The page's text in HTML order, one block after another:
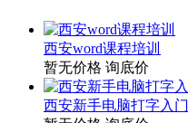
西安word课程培训
暂无价格 询底价
西安新手电脑打字入门